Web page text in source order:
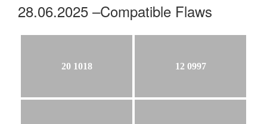
28.06.2025 –Compatible Flaws
20 1018 12 0997